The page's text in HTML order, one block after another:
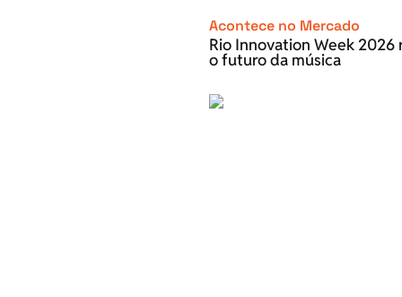
Acontece no Mercado
Rio Innovation Week 2026
o futuro da música